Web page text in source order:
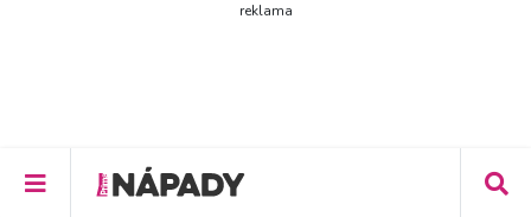
reklama